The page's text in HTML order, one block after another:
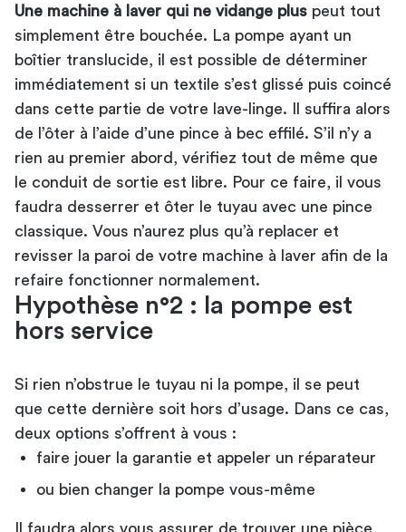
Une machine à laver qui ne vidange plus peut tout
simplement être bouchée. La pompe ayant un
boîtier translucide, il est possible de déterminer
immédiatement si un textile s’est glissé puis coincé
dans cette partie de votre lave-linge. Il suffira alors
de l’ôter à l’aide d’une pince à bec effilé. S’il n’y a
rien au premier abord, vérifiez tout de même que
le conduit de sortie est libre. Pour ce faire, il vous
faudra desserrer et ôter le tuyau avec une pince
classique. Vous n’aurez plus qu’à replacer et
revisser la paroi de votre machine à laver afin de la
refaire fonctionner normalement.
Hypothèse n°2 : la pompe est
hors service
Si rien n’obstrue le tuyau ni la pompe, il se peut
que cette dernière soit hors d’usage. Dans ce cas,
deux options s’offrent à vous :
faire jouer la garantie et appeler un réparateur
ou bien changer la pompe vous-même
Il faudra alors vous assurer de trouver une pièce